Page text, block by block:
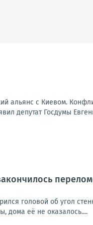
альянс с Киевом.
депутат Госдумы
головой об угол
дома её не оказалось....